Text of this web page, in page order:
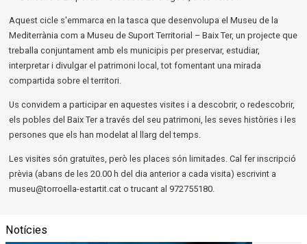
Aquest cicle s'emmarca en la tasca que desenvolupa el Museu de la
Mediterrània com a Museu de Suport Territorial – Baix Ter, un projecte que
treballa conjuntament amb els municipis per preservar, estudiar,
interpretar i divulgar el patrimoni local, tot fomentant una mirada
compartida sobre el territori.
Us convidem a participar en aquestes visites i a descobrir, o redescobrir,
els pobles del Baix Ter a través del seu patrimoni, les seves històries i les
persones que els han modelat al llarg del temps.
Les visites són gratuïtes, però les places són limitades. Cal fer inscripció
prèvia (abans de les 20.00 h del dia anterior a cada visita) escrivint a
museu@torroella-estartit.cat o trucant al 972755180.
Notícies